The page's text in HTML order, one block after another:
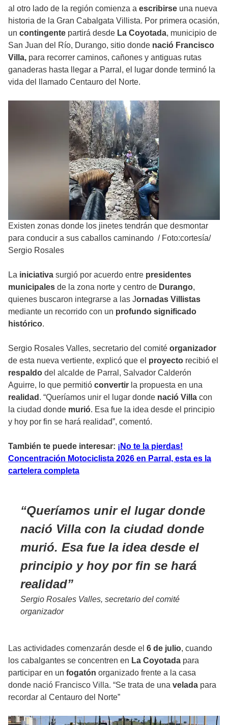
al otro lado de la región comienza a escribirse una nueva
historia de la Gran Cabalgata Villista. Por primera ocasión,
un contingente partirá desde La Coyotada, municipio de
San Juan del Río, Durango, sitio donde nació Francisco
Villa, para recorrer caminos, cañones y antiguas rutas
ganaderas hasta llegar a Parral, el lugar donde terminó la
vida del llamado Centauro del Norte.
Existen zonas donde los jinetes tendrán que desmontar
para conducir a sus caballos caminando / Foto:cortesía/
Sergio Rosales
La iniciativa surgió por acuerdo entre presidentes
municipales de la zona norte y centro de Durango,
quienes buscaron integrarse a las Jornadas Villistas
mediante un recorrido con un profundo significado
histórico.
Sergio Rosales Valles, secretario del comité organizador
de esta nueva vertiente, explicó que el proyecto recibió el
respaldo del alcalde de Parral, Salvador Calderón
Aguirre, lo que permitió convertir la propuesta en una
realidad . “Queríamos unir el lugar donde nació Villa con
la ciudad donde murió. Esa fue la idea desde el principio
y hoy por fin se hará realidad”, comentó.
También te puede interesar: ¡No te la pierdas!
Concentración Motociclista 2026 en Parral, esta es la
cartelera completa
Queríamos unir el lugar donde
nació Villa con la ciudad donde
murió. Esa fue la idea desde el
principio y hoy por fin se hará
realidad
Sergio Rosales Valles, secretario del comité
organizador
Las actividades comenzarán desde el 6 de julio, cuando
los cabalgantes se concentren en La Coyotada para
participar en un fogatón organizado frente a la casa
donde nació Francisco Villa. “Se trata de una velada para
recordar al Centauro del Norte”